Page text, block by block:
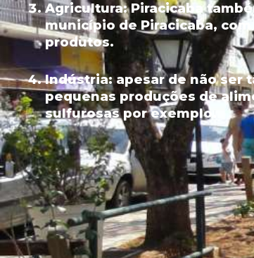
Agricultura:Piracicaba
município de Piracicaba,
produtos.
Indústria:apesar de não ser
pequenas produções de
sulfurosas por exemplo.